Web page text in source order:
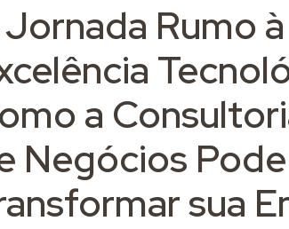
Rumo à
a
Negócios Pode
sua